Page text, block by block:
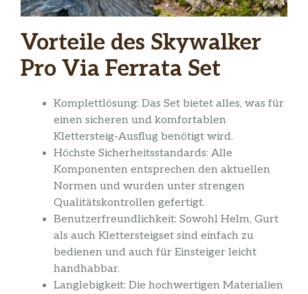
Vorteile des Skywalker
Pro Via Ferrata Set
Komplettlösung: Das Set bietet alles, was für
einen sicheren und komfortablen
Klettersteig-Ausflug benötigt wird.
Höchste Sicherheitsstandards: Alle
Komponenten entsprechen den aktuellen
Normen und wurden unter strengen
Qualitätskontrollen gefertigt.
Benutzerfreundlichkeit: Sowohl Helm, Gurt
als auch Klettersteigset sind einfach zu
bedienen und auch für Einsteiger leicht
handhabbar.
Langlebigkeit: Die hochwertigen Materialien